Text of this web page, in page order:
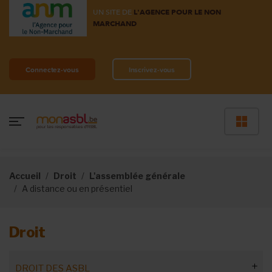
UN SITE DE L'AGENCE POUR LE NON
MARCHAND
Connectez-vous Inscrivez-vous
Accueil Droit
L'assemblée générale
A distance ou en présentiel
Droit
DROIT DES ASBL